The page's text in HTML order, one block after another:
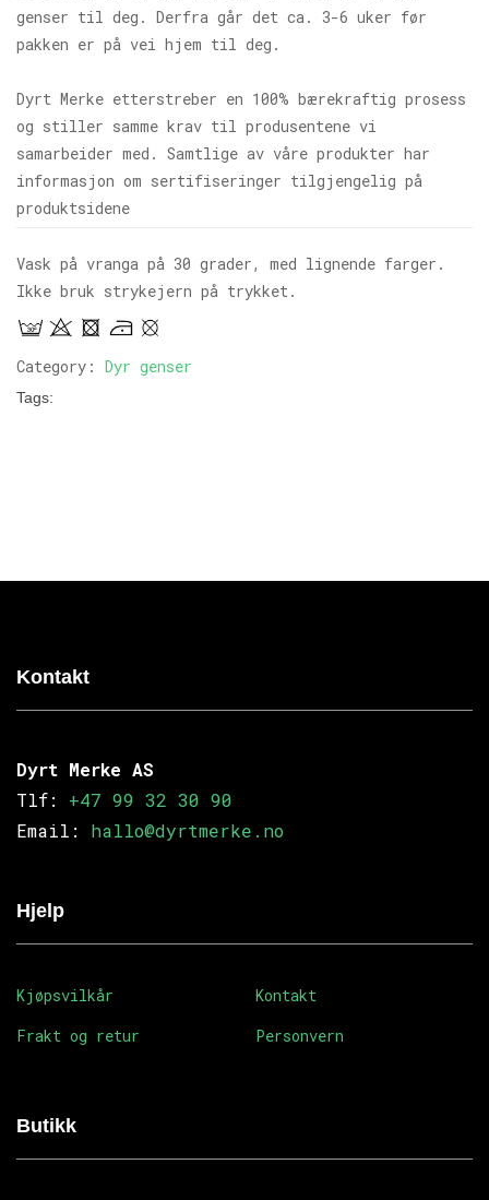
genser til deg. Derfra går det ca. 3-6 uker før
pakken er på vei hjem til deg.
Dyrt Merke etterstreber en 100% bærekraftig prosess
og stiller samme krav til produsentene vi
samarbeider med. Samtlige av våre produkter har
informasjon om sertifiseringer tilgjengelig på
produktsidene
Vask på vranga på 30 grader, med lignende farger.
Ikke bruk strykejern på trykket.
Category: Dyr genser
Tags:
Kontakt
Dyrt Merke AS
Tlf: +47 99 32 30 90
Email: hallo@dyrtmerke.no
Hjelp
Kjøpsvilkår
Frakt og retur
Kontakt
Personvern
Butikk